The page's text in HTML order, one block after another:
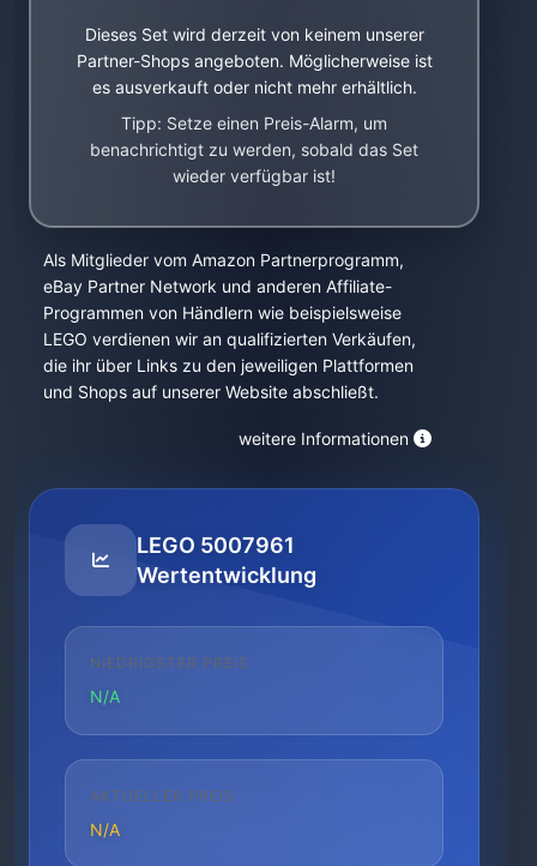
Dieses Set wird derzeit von keinem unserer
Partner-Shops angeboten. Möglicherweise ist
es ausverkauft oder nicht mehr erhältlich.
Tipp: Setze einen Preis-Alarm, um
benachrichtigt zu werden, sobald das Set
wieder verfügbar ist!
Als Mitglieder vom Amazon Partnerprogramm,
eBay Partner Network und anderen Affiliate-
Programmen von Händlern wie beispielsweise
LEGO verdienen wir an qualifizierten Verkäufen,
die ihr über Links zu den jeweiligen Plattformen
und Shops auf unserer Website abschließt.
weitere Informationen
LEGO 5007961
Wertentwicklung
NIEDRIGSTER PREIS
N/A
AKTUELLER PREIS
N/A